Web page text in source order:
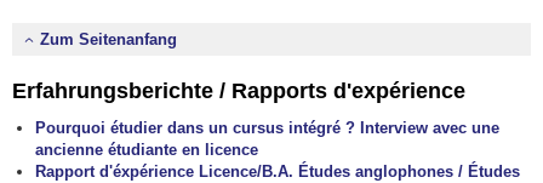
Zum Seitenanfang
Erfahrungsberichte / Rapports d'expérience
Pourquoi étudier dans un cursus intégré ? Interview avec une
ancienne étudiante en licence
Rapport d'éxpérience Licence/B.A. Études anglophones / Études